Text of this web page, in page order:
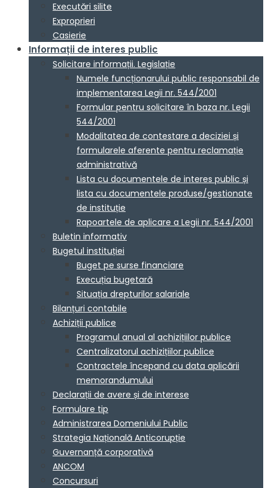
Executări silite
Exproprieri
Casierie
Informații de interes public
Solicitare informații. Legislație
Numele funcționarului public responsabil de
implementarea Legii nr. 544/2001
Formular pentru solicitare în baza nr. Legii
544/2001
Modalitatea de contestare a deciziei și
formularele aferente pentru reclamație
administrativă
Lista cu documentele de interes public și
lista cu documentele produse/gestionate
de instituție
Rapoartele de aplicare a Legii nr. 544/2001
Buletin informativ
Bugetul instituției
Buget pe surse financiare
Execuția bugetară
Situația drepturilor salariale
Bilanțuri contabile
Achiziții publice
Programul anual al achizițiilor publice
Centralizatorul achizițiilor publice
Contractele începand cu data aplicării
memorandumului
Declarații de avere și de interese
Formulare tip
Administrarea Domeniului Public
Strategia Națională Anticorupție
Guvernanță corporativă
ANCOM
Concursuri